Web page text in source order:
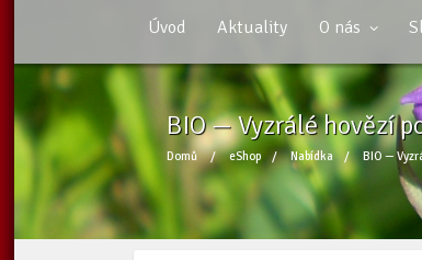
Úvod Aktuality O nás
BIO — Vyzrálé hovězí
Domů / eShop / Nabídka / BIO —